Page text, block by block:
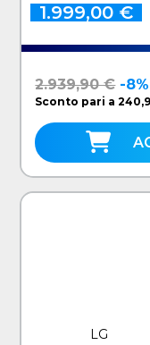
1.999,00 €
2.939,90 € -8%
Sconto pari a
LG